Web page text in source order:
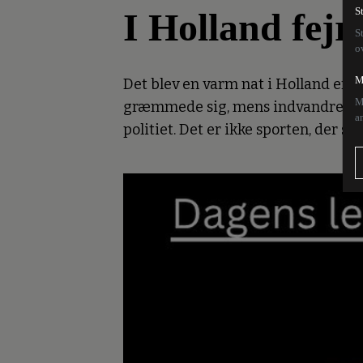
I Holland
Det blev en varm nat i Holland
græmmede sig, mens
politiet. Det er ikke sporten, der